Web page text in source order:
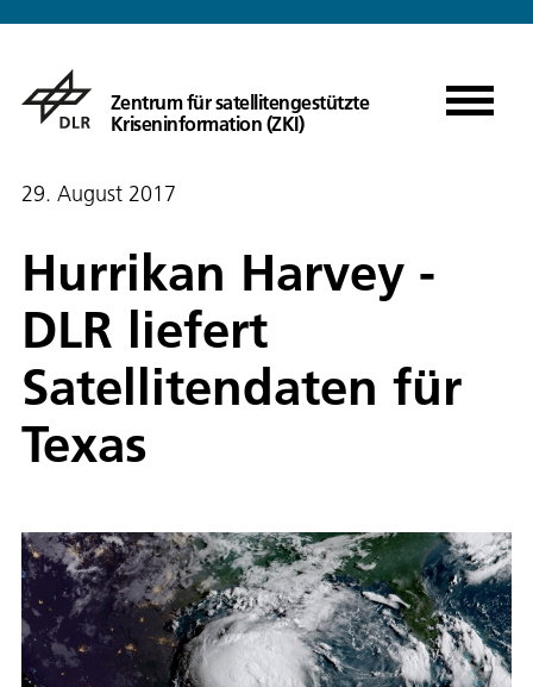
Zentrum für satellitengestützte
Kriseninformation (ZKI)
29. August 2017
Hurrikan Harvey -
DLR liefert
Satellitendaten für
Texas